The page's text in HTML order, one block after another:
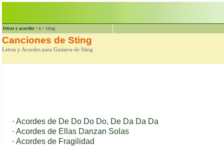
letras y acordes > s > sting
Canciones de Sting
Letras y Acordes para Guitarra de Sting
· Acordes de De Do Do Do, De Da Da Da
· Acordes de Ellas Danzan Solas
· Acordes de Fragilidad